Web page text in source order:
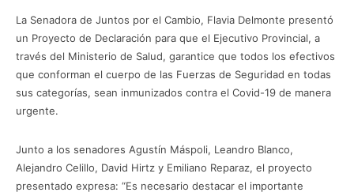
La Senadora de Juntos por el Cambio, Flavia Delmonte presentó
un Proyecto de Declaración para que el Ejecutivo Provincial, a
través del Ministerio de Salud, garantice que todos los efectivos
que conforman el cuerpo de las Fuerzas de Seguridad en todas
sus categorías, sean inmunizados contra el Covid-19 de manera
urgente.
Junto a los senadores Agustín Máspoli, Leandro Blanco,
Alejandro Celillo, David Hirtz y Emiliano Reparaz, el proyecto
presentado expresa: “Es necesario destacar el importante